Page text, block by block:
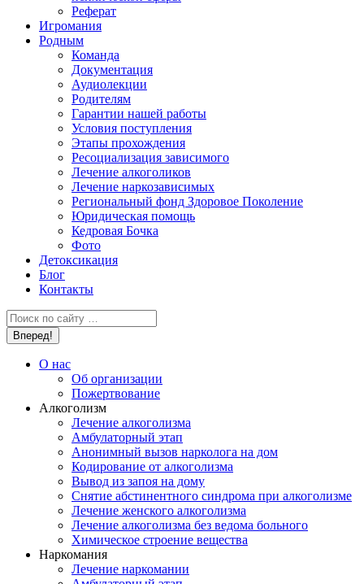
Реферат
Игромания
Родным
Команда
Документация
Аудиолекции
Родителям
Гарантии нашей работы
Условия поступления
Этапы прохождения
Ресоциализация зависимого
Лечение алкоголиков
Лечение наркозависимых
Региональный фонд Здоровое Поколение
Юридическая помощь
Кедровая Бочка
Фото
Детоксикация
Блог
Контакты
Поиск:
О нас
Об организации
Пожертвование
Алкоголизм
Лечение алкоголизма
Амбулаторный этап
Анонимный вызов нарколога на дом
Кодирование от алкоголизма
Вывод из запоя на дому
Снятие абстинентного синдрома при алкоголизме
Лечение женского алкоголизма
Лечение алкоголизма без ведома больного
Химическое строение вещества
Наркомания
Лечение наркомании